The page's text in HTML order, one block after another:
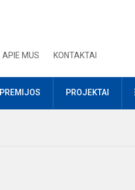
APIE MUS KONTAKTAI
PREMIJOS PROJEKTAI